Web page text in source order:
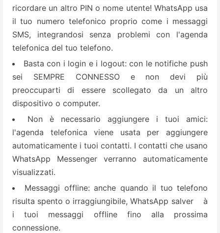
ricordare un altro PIN o nome utente! WhatsApp usa
il tuo numero telefonico proprio come i messaggi
SMS, integrandosi senza problemi con l'agenda
telefonica del tuo telefono.
Basta con i login e i logout: con le notifiche push
sei SEMPRE CONNESSO e non devi più
preoccuparti di essere scollegato da un altro
dispositivo o computer.
Non è necessario aggiungere i tuoi amici:
l'agenda telefonica viene usata per aggiungere
automaticamente i tuoi contatti. I contatti che usano
WhatsApp Messenger verranno automaticamente
visualizzati.
Messaggi offline: anche quando il tuo telefono
risulta spento o irraggiungibile, WhatsApp salver à
i tuoi messaggi offline fino alla prossima
connessione.